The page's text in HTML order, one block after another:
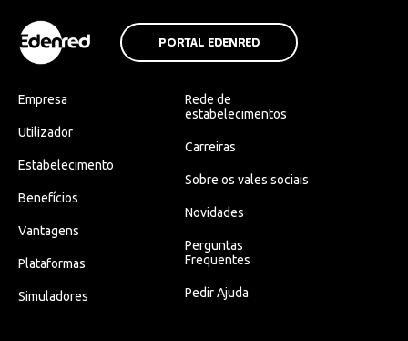
PORTAL EDENRED
Empresa
Utilizador
Estabelecimento
Benefícios
Vantagens
Plataformas
Simuladores
Rede de
estabelecimentos
Carreiras
Sobre os vales sociais
Novidades
Perguntas
Frequentes
Pedir Ajuda